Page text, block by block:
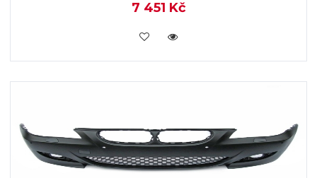
7 451 Kč
KOUPIT